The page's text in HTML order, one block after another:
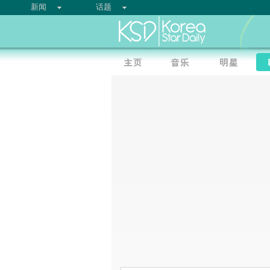
新闻 话题